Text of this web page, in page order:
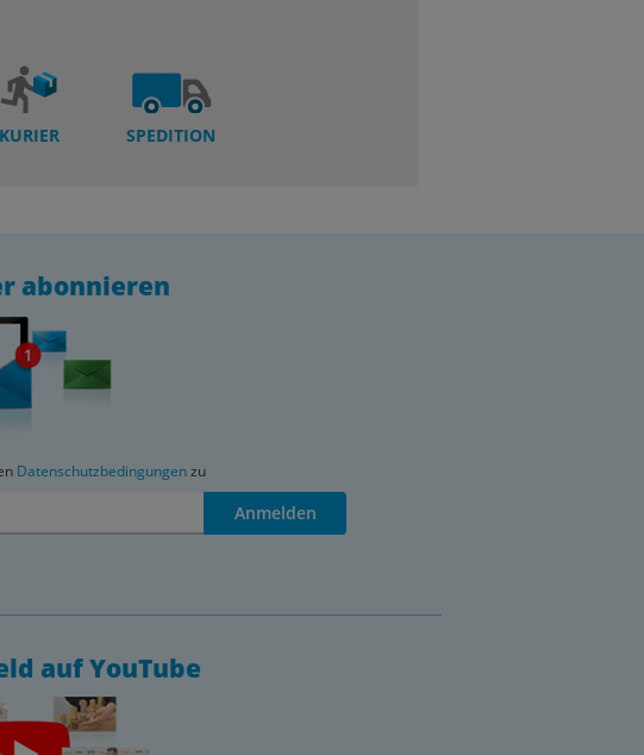
KURIER SPEDITION
abonnieren
Datenschutzbedingungenzu
Anmelden
auf YouTube